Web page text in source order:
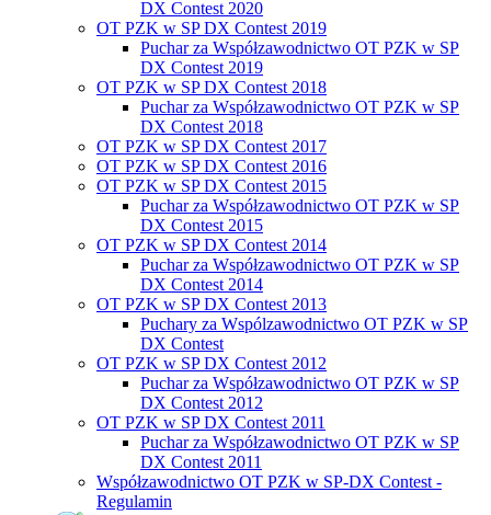
DX Contest 2020
OT PZK w SP DX Contest 2019
Puchar za Współzawodnictwo OT PZK w SP
DX Contest 2019
OT PZK w SP DX Contest 2018
Puchar za Współzawodnictwo OT PZK w SP
DX Contest 2018
OT PZK w SP DX Contest 2017
OT PZK w SP DX Contest 2016
OT PZK w SP DX Contest 2015
Puchar za Współzawodnictwo OT PZK w SP
DX Contest 2015
OT PZK w SP DX Contest 2014
Puchar za Współzawodnictwo OT PZK w SP
DX Contest 2014
OT PZK w SP DX Contest 2013
Puchary za Wspólzawodnictwo OT PZK w SP
DX Contest
OT PZK w SP DX Contest 2012
Puchar za Współzawodnictwo OT PZK w SP
DX Contest 2012
OT PZK w SP DX Contest 2011
Puchar za Współzawodnictwo OT PZK w SP
DX Contest 2011
Współzawodnictwo OT PZK w SP-DX Contest -
Regulamin